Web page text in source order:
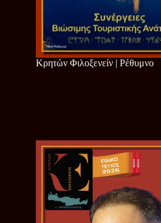
Κρητών Φιλοξενείν | Ρέθυμνο